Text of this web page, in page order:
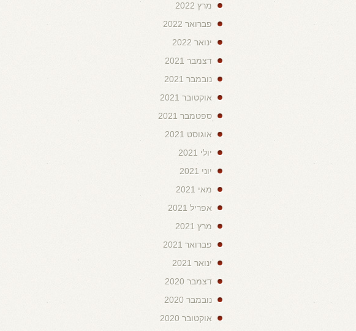
מרץ 2022
פברואר 2022
ינואר 2022
דצמבר 2021
נובמבר 2021
אוקטובר 2021
ספטמבר 2021
אוגוסט 2021
יולי 2021
יוני 2021
מאי 2021
אפריל 2021
מרץ 2021
פברואר 2021
ינואר 2021
דצמבר 2020
נובמבר 2020
אוקטובר 2020